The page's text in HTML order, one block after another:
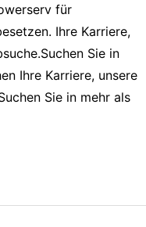
für
Ihre Karriere,
Sie in
Ihre Karriere, unsere
Sie in mehr als